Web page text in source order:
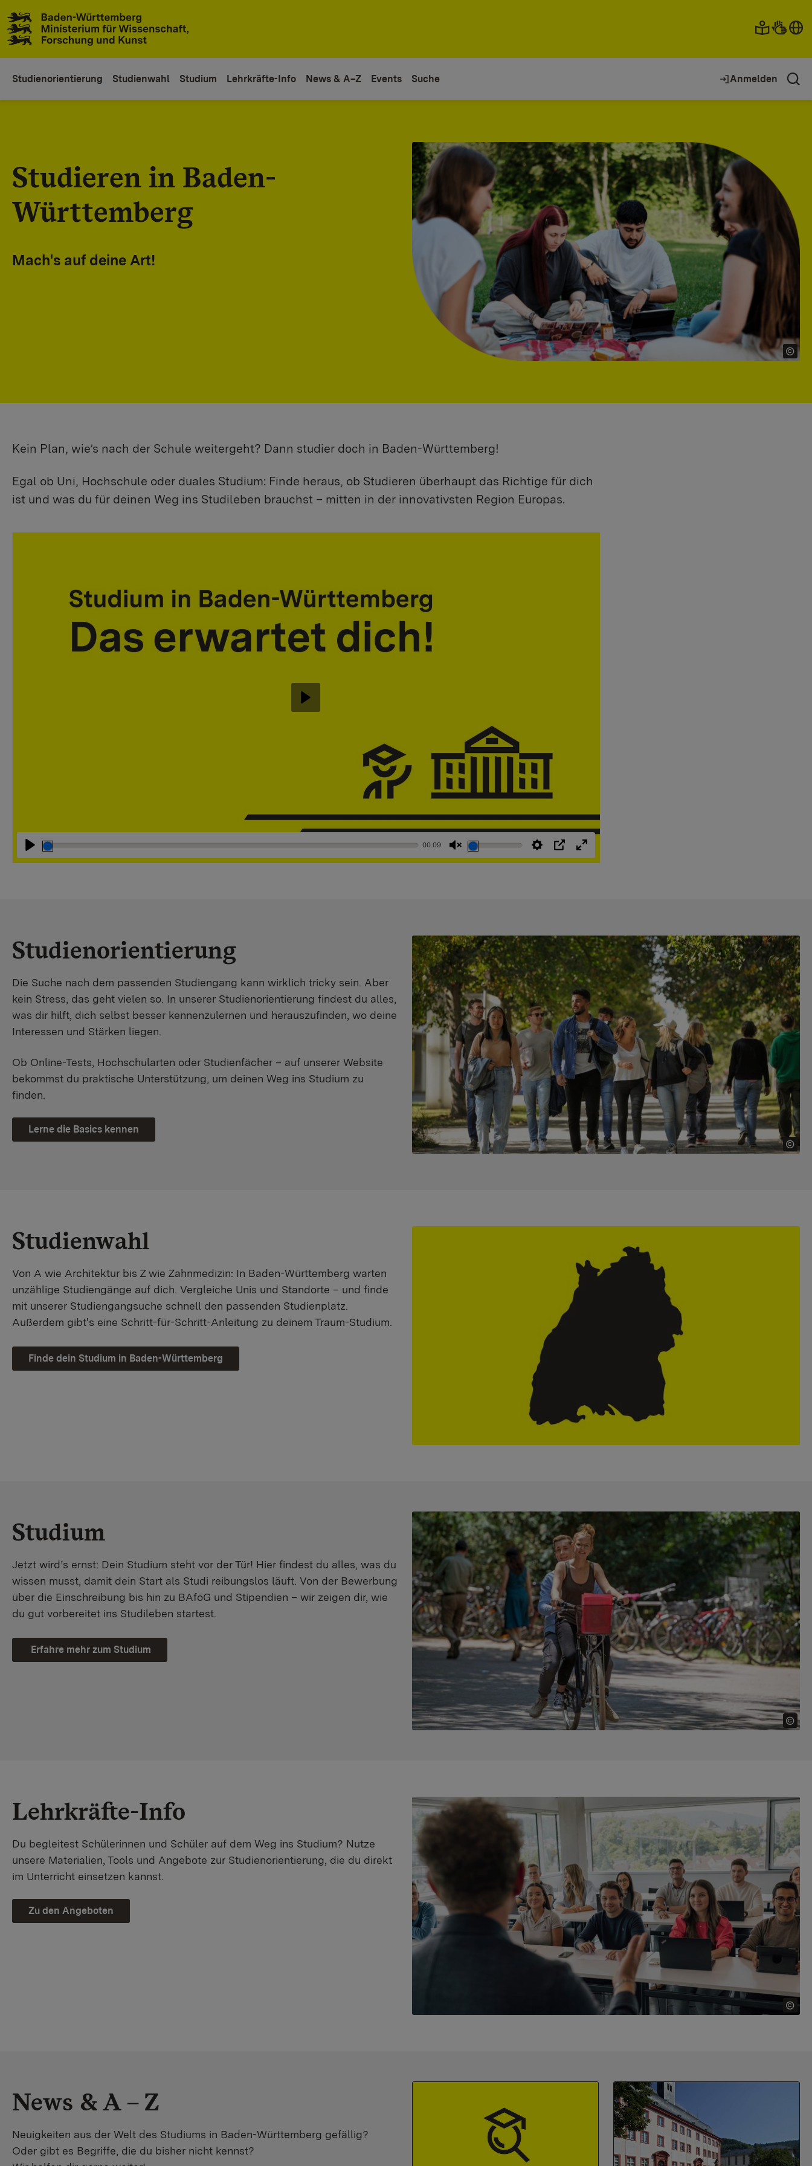
Studienorientierung Studienwahl Studium Lehrkräfte-Info News & A–Z Events Suche Anmelden
Studieren in Baden-
Württemberg
Mach's auf deine Art!
Kein Plan, wie’s nach der Schule weitergeht? Dann studier doch in Baden-Württemberg!
Egal ob Uni, Hochschule oder duales Studium: Finde heraus, ob Studieren überhaupt das Richtige für dich
ist und was du für deinen Weg ins Studileben brauchst – mitten in der innovativsten Region Europas.
Abspielen
00:09
StummschaltungEinstellungen
PIP Vollbild
Abspielen
Studienorientierung
Die Suche nach dem passenden Studiengang kann wirklich tricky sein. Aber
kein Stress, das geht vielen so. In unserer Studienorientierung findest du alles,
was dir hilft, dich selbst besser kennenzulernen und herauszufinden, wo deine
Interessen und Stärken liegen.
Ob Online-Tests, Hochschularten oder Studienfächer – auf unserer Website
bekommst du praktische Unterstützung, um deinen Weg ins Studium zu
finden.
Lerne die Basics kennen
Studienwahl
Von A wie Architektur bis Z wie Zahnmedizin: In Baden-Württemberg warten
unzählige Studiengänge auf dich. Vergleiche Unis und Standorte – und finde
mit unserer Studiengangsuche schnell den passenden Studienplatz.
Außerdem gibt's eine Schritt-für-Schritt-Anleitung zu deinem Traum-Studium.
Finde dein Studium in Baden-Württemberg
Studium
Jetzt wird’s ernst: Dein Studium steht vor der Tür! Hier findest du alles, was du
wissen musst, damit dein Start als Studi reibungslos läuft. Von der Bewerbung
über die Einschreibung bis hin zu BAföG und Stipendien – wir zeigen dir, wie
du gut vorbereitet ins Studileben startest.
Erfahre mehr zum Studium
Lehrkräfte-Info
Du begleitest Schülerinnen und Schüler auf dem Weg ins Studium? Nutze
unsere Materialien, Tools und Angebote zur Studienorientierung, die du direkt
im Unterricht einsetzen kannst.
Zu den Angeboten
News & A – Z
Neuigkeiten aus der Welt des Studiums in Baden-Württemberg gefällig?
Oder gibt es Begriffe, die du bisher nicht kennst?